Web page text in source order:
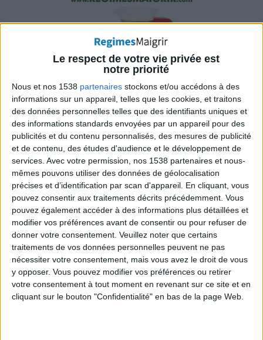
Le respect de votre vie privée est
notre priorité
Nous et nos 1538 partenaires stockons et/ou accédons à des
informations sur un appareil, telles que les cookies, et traitons
des données personnelles telles que des identifiants uniques et
des informations standards envoyées par un appareil pour des
publicités et du contenu personnalisés, des mesures de publicité
et de contenu, des études d'audience et le développement de
services. Avec votre permission, nos 1538 partenaires et nous-
mêmes pouvons utiliser des données de géolocalisation
précises et d’identification par scan d'appareil. En cliquant, vous
pouvez consentir aux traitements décrits précédemment. Vous
pouvez également accéder à des informations plus détaillées et
modifier vos préférences avant de consentir ou pour refuser de
donner votre consentement. Veuillez noter que certains
traitements de vos données personnelles peuvent ne pas
nécessiter votre consentement, mais vous avez le droit de vous
y opposer. Vous pouvez modifier vos préférences ou retirer
votre consentement à tout moment en revenant sur ce site et en
cliquant sur le bouton "Confidentialité" en bas de la page Web.
Les produits laitiers font partie des aliments
constipants aussi parce qu'ils manquent de fibres, et
sont une source de protéines appelées caséines qui
ralentissent la mobilité de l'intestin. Le lait contient
trop de mucus et peut se solidifier dans l'intestin,
rendant la digestion plus difficile.
Chez les enfants,la constipation peut parfois être un
signe d'intolérance au lactose. Étonnamment, cela
pourrait être le seul signe qui signifie qu'il est
important d'aller faire examiner les enfants. Ne
mangez donc pas trop de produits laitiers si vous